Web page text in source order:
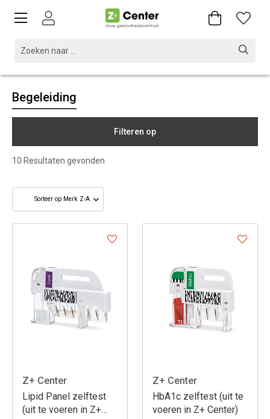
Begeleiding
Filteren op
10 Resultaten gevonden
Z+ Center
Lipid Panel zelftest
(uit te voeren in Z+
Z+ Center
HbA1c zelftest (uit te
voeren in Z+ Center)